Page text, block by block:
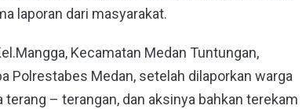
laporan dari masyarakat.
Kecamatan Medan Tuntungan,
Polrestabes Medan, setelah dilaporkan warga
– terangan, dan aksinya bahkan terekam